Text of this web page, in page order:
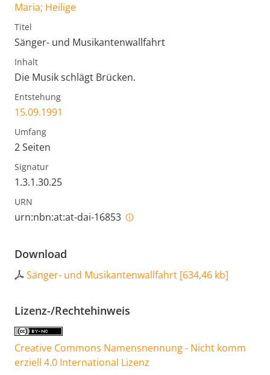
Maria; Heilige
Titel
Sänger- und Musikantenwallfahrt
Inhalt
Die Musik schlägt Brücken.
Entstehung
15.09.1991
Umfang
2 Seiten
Signatur
1.3.1.30.25
URN
urn:nbn:at:at-dai-16853
Download
Sänger- und Musikantenwallfahrt [634,46 kb]
Lizenz-/Rechtehinweis
Creative Commons Namensnennung - Nicht komm
erziell 4.0 International Lizenz